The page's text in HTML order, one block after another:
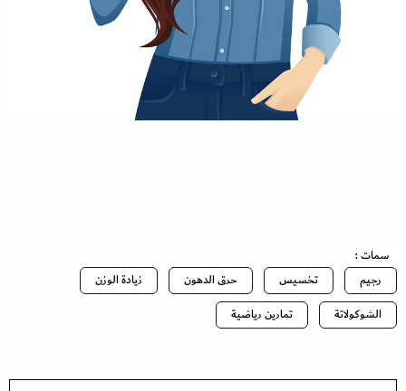
سمات :
رجيم
تخسيس حرق الدهون
زيادة الوزن
الشوكولاتة
تمارين رياضية